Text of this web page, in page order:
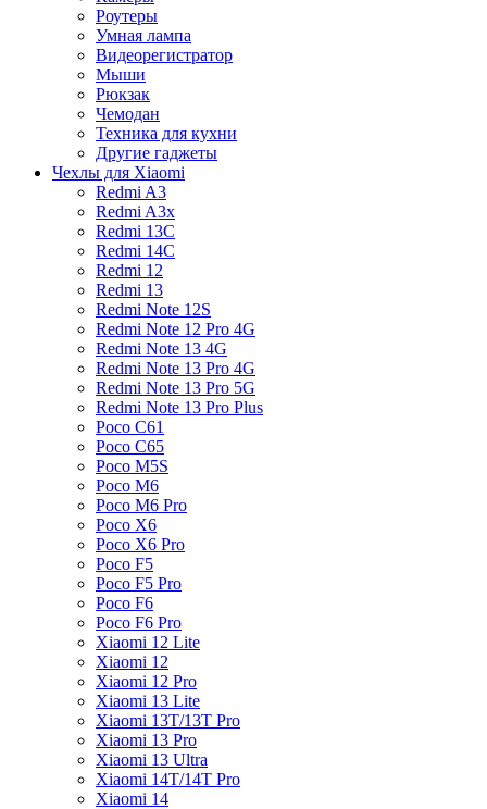
Роутеры
Умная лампа
Видеорегистратор
Мыши
Рюкзак
Чемодан
Техника для кухни
Другие гаджеты
Чехлы для Xiaomi
Redmi A3
Redmi A3x
Redmi 13C
Redmi 14C
Redmi 12
Redmi 13
Redmi Note 12S
Redmi Note 12 Pro 4G
Redmi Note 13 4G
Redmi Note 13 Pro 4G
Redmi Note 13 Pro 5G
Redmi Note 13 Pro Plus
Poco C61
Poco C65
Poco M5S
Poco M6
Poco M6 Pro
Poco X6
Poco X6 Pro
Poco F5
Poco F5 Pro
Poco F6
Poco F6 Pro
Xiaomi 12 Lite
Xiaomi 12
Xiaomi 12 Pro
Xiaomi 13 Lite
Xiaomi 13T/13T Pro
Xiaomi 13 Pro
Xiaomi 13 Ultra
Xiaomi 14T/14T Pro
Xiaomi 14